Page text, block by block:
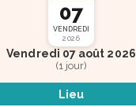
07
VENDREDI
2026
Vendredi 07 août 2026
(1 jour)
Lieu